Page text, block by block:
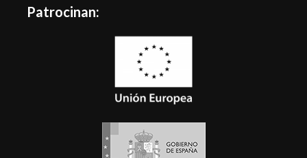
Patrocinan: